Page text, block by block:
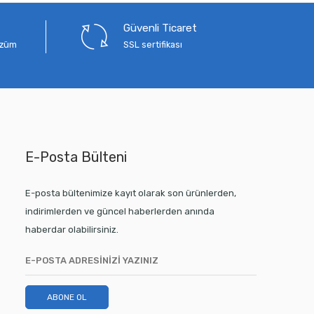
Güvenli Ticaret
SSL sertifikası
E-Posta Bülteni
E-posta bültenimize kayıt olarak son ürünlerden,
indirimlerden ve güncel haberlerden anında
haberdar olabilirsiniz.
ABONE OL